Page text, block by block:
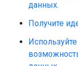
данных.
Получите